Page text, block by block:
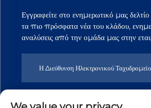
Εγγραφείτε στο ενημερωτικό μας
τα πιο πρόσφατα νέα του κλάδου,
αναλύσεις από την ομάδα μας στην